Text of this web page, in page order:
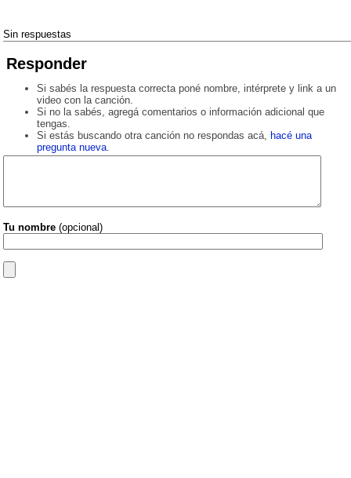
Sin respuestas
Responder
Si sabés la respuesta correcta poné nombre, intérprete y link a un
video con la canción.
Si no la sabés, agregá comentarios o información adicional que
tengas.
Si estás buscando otra canción no respondas acá, hacé una
pregunta nueva.
Tu nombre (opcional)